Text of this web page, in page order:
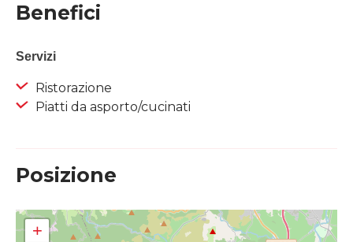
Benefici
Servizi
Ristorazione
Piatti da asporto/cucinati
Posizione
+